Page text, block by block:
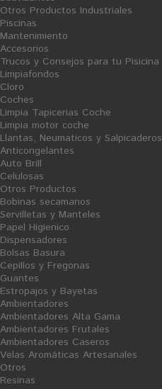
Otros Productos Industriales
Piscinas
Mantenimiento
Accesorios
Trucos y Consejos para tu Pisicina
Limpiafondos
Cloro
Coches
Limpia Tapicerias Coche
Limpia motor coche
Llantas, Neumaticos y Salpicaderos
Anticongelantes
Auto Brill
Celulosas
Otros Productos
Bobinas secamanos
Servilletas y Manteles
Papel Higienico
Dispensadores
Bolsas Basura
Cepillos y Fregonas
Guantes
Estropajos y Bayetas
Ambientadores
Ambientadores Alta Gama
Ambientadores Frutales
Ambientadores Caseros
Velas Aromáticas Artesanales
Otros
Resinas
Desincrustantes - Antical
Desengrasantes
Sort by --